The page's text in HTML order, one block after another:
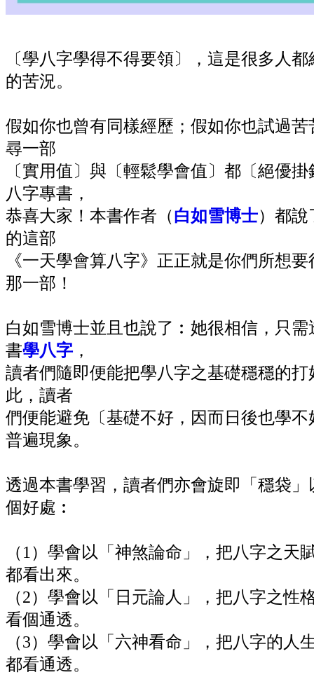
〔學八字學得不得要領〕，這是很多人都
的苦況。
假如你也曾有同樣經歷；假如你也試過苦
尋一部
〔實用值〕與〔輕鬆學會值〕都〔絕優掛
八字專書，
恭喜大家！本書作者（白如雪博士）都說
的這部
《一天學會算八字》正正就是你們所想要
那一部！
白如雪博士並且也說了︰她很相信，只需
書學八字 ，
讀者們隨即便能把學八字之基礎穩穩的打
此，讀者
們便能避免〔基礎不好，因而日後也學不
普遍現象。
透過本書學習，讀者們亦會旋即「穩袋」
個好處︰
（1）學會以「神煞論命」，把八字之天
都看出來。
（2）學會以「日元論人」，把八字之性
看個通透。
（3）學會以「六神看命」，把八字的人
都看通透。